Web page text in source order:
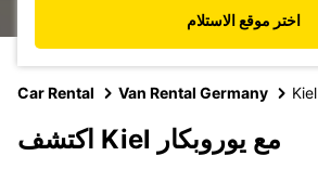
اختر موقع الاستلام
Car Rental Van Rental Germany Kiel
اكتشف Kiel مع يوروبكار